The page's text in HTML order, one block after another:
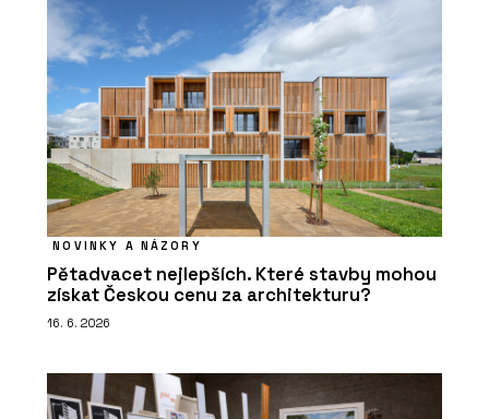
NOVINKY A NÁZORY
Pětadvacet nejlepších. Které stavby mohou
získat Českou cenu za architekturu?
16. 6. 2026